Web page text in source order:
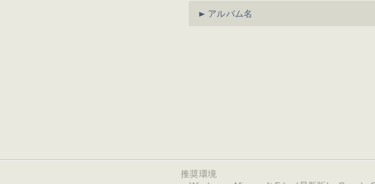
アルバム名
推奨環境